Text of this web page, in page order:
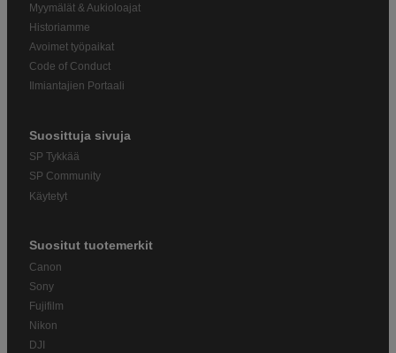
Myymälät & Aukioloajat
Historiamme
Avoimet työpaikat
Code of Conduct
Ilmiantajien Portaali
Suosittuja sivuja
SP Tykkää
SP Community
Käytetyt
Suositut tuotemerkit
Canon
Sony
Fujifilm
Nikon
DJI